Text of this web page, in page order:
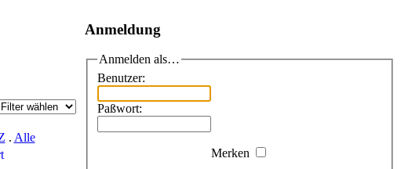
. Alle
Anmeldung
Anmelden als…
Benutzer:
Paßwort:
Merken